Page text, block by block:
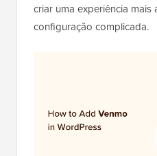
criar uma experiência mais
configuração complicada.